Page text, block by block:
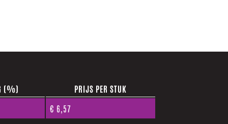
(%)
PRIJS PER STUK
€ 6,57